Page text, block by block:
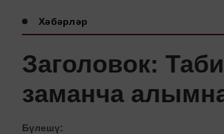
Хәбәрләр
Заголовок:
заманча
Бүлешү: